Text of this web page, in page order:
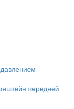
передней